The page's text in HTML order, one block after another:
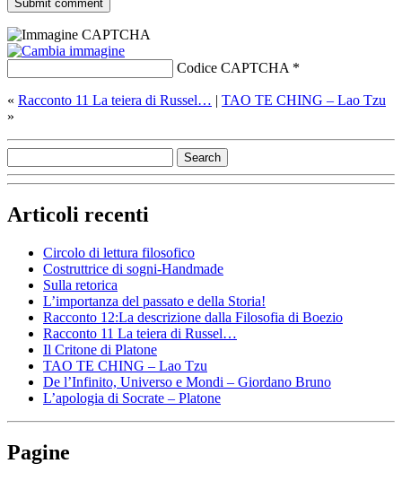
Codice CAPTCHA *
« Racconto 11 La teiera di Russel… | TAO TE CHING – Lao Tzu
»
Articoli recenti
Circolo di lettura filosofico
Costruttrice di sogni-Handmade
Sulla retorica
L’importanza del passato e della Storia!
Racconto 12:La descrizione dalla Filosofia di Boezio
Racconto 11 La teiera di Russel…
Il Critone di Platone
TAO TE CHING – Lao Tzu
De l’Infinito, Universo e Mondi – Giordano Bruno
L’apologia di Socrate – Platone
Pagine